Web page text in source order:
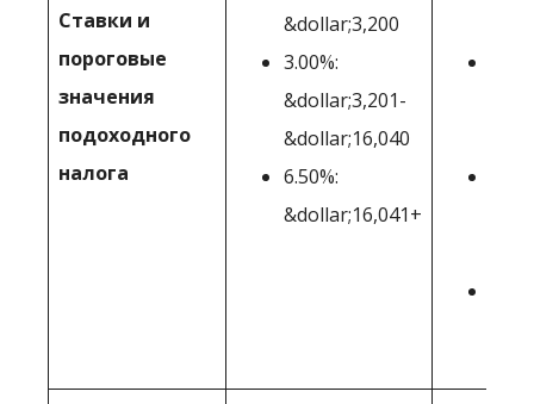
Ставки и
пороговые
значения
подоходного
налога
&dollar;3,200
3.00%:
&dollar;3,201-
&dollar;16,040
6.50%:
&dollar;16,041+